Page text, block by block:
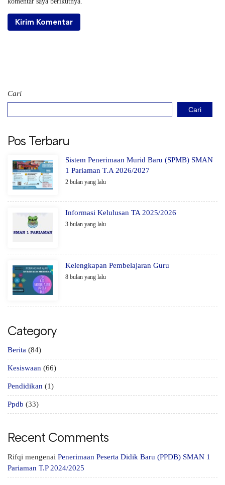
Cari
Cari
Pos Terbaru
Sistem Penerimaan Murid Baru (SPMB) SMAN
1 Pariaman T.A 2026/2027
2 bulan yang lalu
Informasi Kelulusan TA 2025/2026
3 bulan yang lalu
Kelengkapan Pembelajaran Guru
8 bulan yang lalu
Category
Berita (84)
Kesiswaan (66)
Pendidikan (1)
Ppdb (33)
Recent Comments
Rifqi mengenai Penerimaan Peserta Didik Baru (PPDB) SMAN 1
Pariaman T.P 2024/2025